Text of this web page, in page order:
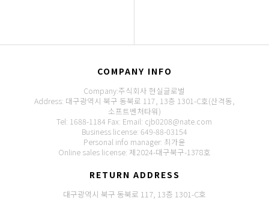
COMPANY INFO
Company:주식회사 현실글로벌
Address: 대구광역시 북구 동북로 117, 13층 1301-C호(산격동,
소프트벤처타워)
Tel: 1688-1184 Fax: Email: cjb0208@nate.com
Business license: 649-88-03154
Personal info manager: 최가윤
Online sales license: 제2024-대구북구-1378호
RETURN ADDRESS
대구광역시 북구 동북로 117, 13층 1301-C호